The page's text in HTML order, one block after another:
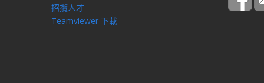
招攬人才
Teamviewer 下載